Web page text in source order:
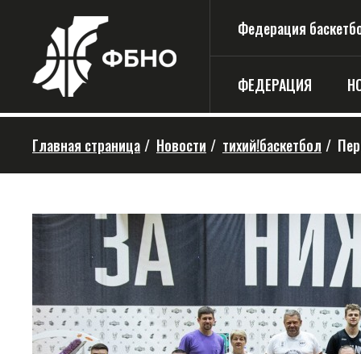
Федерация
ФЕДЕРАЦИЯ
Главная страница / Новости / тихий!баскетбол /